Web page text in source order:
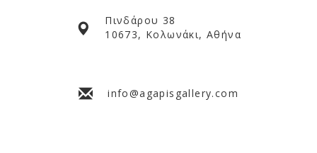
Πινδάρου 38
10673, Κολωνάκι, Αθήνα
info@agapisgallery.com